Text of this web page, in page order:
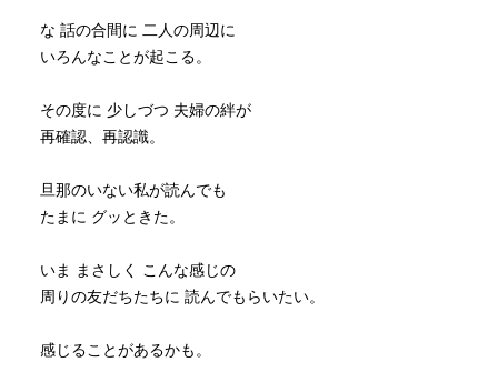
な 話の合間に 二人の周辺に
いろんなことが起こる。
その度に 少しづつ 夫婦の絆が
再確認、再認識。
旦那のいない私が読んでも
たまに グッときた。
いま まさしく こんな感じの
周りの友だちたちに 読んでもらいたい。
感じることがあるかも。